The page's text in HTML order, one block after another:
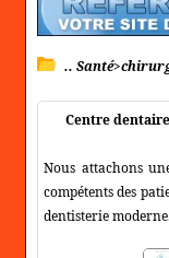
..
Centre
Nous attachons
compétents des
dentisterie